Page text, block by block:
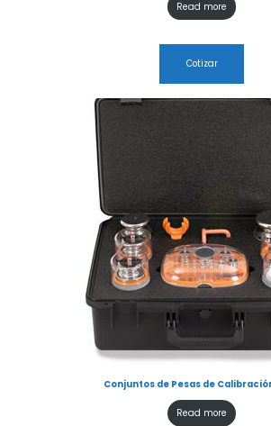
Read more
Cotizar
Conjuntos de Pesas de
Read more